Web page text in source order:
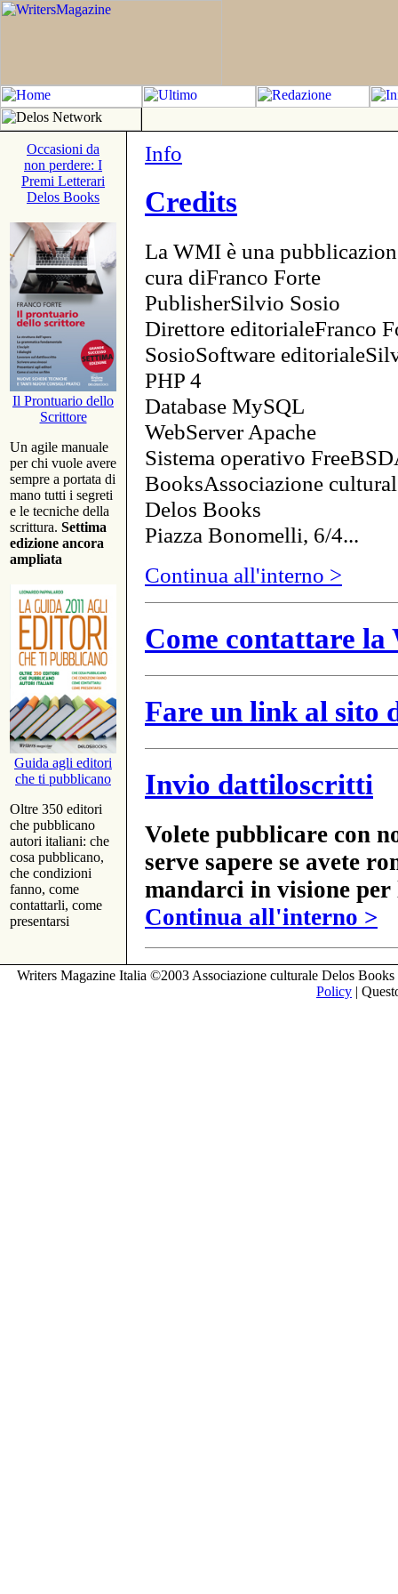
Occasioni da
non perdere: I
Premi Letterari
Delos Books
Il Prontuario dello
Scrittore
Un agile manuale
per chi vuole avere
sempre a portata di
mano tutti i segreti
e le tecniche della
scrittura. Settima
edizione ancora
ampliata
Guida agli editori
che ti pubblicano
Oltre 350 editori
che pubblicano
autori italiani: che
cosa pubblicano,
che condizioni
fanno, come
contattarli, come
presentarsi
Info
Credits
La WMI è una
cura diFranco Forte
PublisherSilvio Sosio
Direttore editorialeFranco
SosioSoftware
PHP 4
Database MySQL
WebServer Apache
Sistema operativo
BooksAssociazione
Delos Books
Piazza Bonomelli, 6/4...
Continua all'interno >
Come contattare
Fare un link al sito
Invio dattiloscritti
Volete pubblicare con
serve sapere se avete
mandarci in visione
Continua all'interno >
Writers Magazine Italia ©2003 Associazione culturale Delos
Policy |